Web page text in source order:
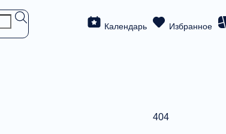
Календарь Избранное